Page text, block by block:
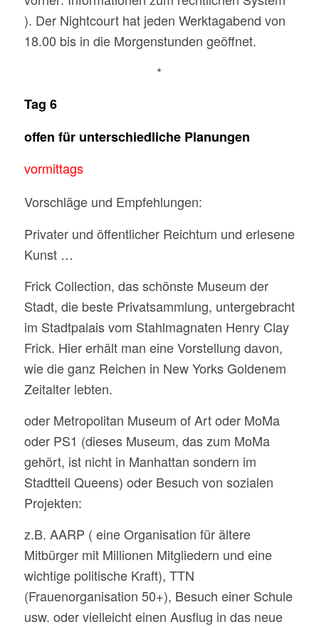
). Der Nightcourt hat jeden Werktagabend von
18.00 bis in die Morgenstunden geöffnet.
*
Tag 6
offen für unterschiedliche Planungen
vormittags
Vorschläge und Empfehlungen:
Privater und öffentlicher Reichtum und erlesene
Kunst …
Frick Collection, das schönste Museum der
Stadt, die beste Privatsammlung, untergebracht
im Stadtpalais vom Stahlmagnaten Henry Clay
Frick. Hier erhält man eine Vorstellung davon,
wie die ganz Reichen in New Yorks Goldenem
Zeitalter lebten.
oder Metropolitan Museum of Art oder MoMa
oder PS1 (dieses Museum, das zum MoMa
gehört, ist nicht in Manhattan sondern im
Stadtteil Queens) oder Besuch von sozialen
Projekten:
z.B. AARP ( eine Organisation für ältere
Mitbürger mit Millionen Mitgliedern und eine
wichtige politische Kraft), TTN
(Frauenorganisation 50+), Besuch einer Schule
usw. oder vielleicht einen Ausflug in das neue